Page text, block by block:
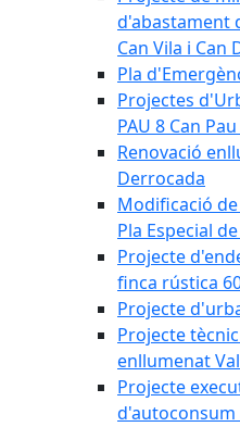
d'abastament
Can Vila i Can
Pla
Projectes
PAU 8 Can
Renovació
Derrocada
Modificació de
Pla Especial
Projecte
finca rústica
Projecte
Projecte
enllumenat
Projecte
d'autoconsum